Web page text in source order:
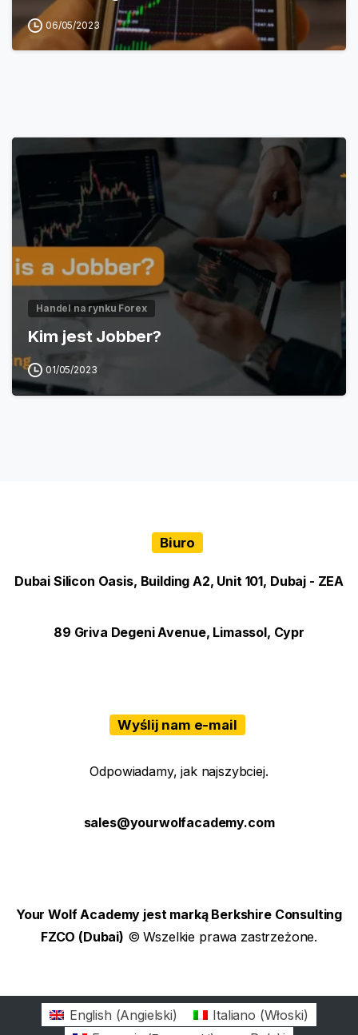
06/05/2023
Handel na rynku Forex
Kim jest Jobber?
01/05/2023
Biuro
Dubai Silicon Oasis, Building A2, Unit 101, Dubaj - ZEA
89 Griva Degeni Avenue, Limassol, Cypr
Wyślij nam e-mail
Odpowiadamy, jak najszybciej.
sales@yourwolfacademy.com
Your Wolf Academy jest marką Berkshire Consulting
FZCO (Dubai) © Wszelkie prawa zastrzeżone.
English (Angielski) Italiano (Włoski)